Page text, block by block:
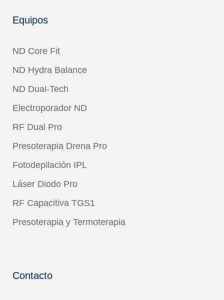
Equipos
ND Core Fit
ND Hydra Balance
ND Dual-Tech
Electroporador ND
RF Dual Pro
Presoterapia Drena Pro
Fotodepilación IPL
Láser Diodo Pro
RF Capacitiva TGS1
Presoterapia y Termoterapia
Contacto